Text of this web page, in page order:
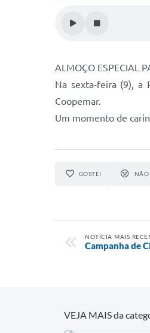
ALMOÇO ESPECIAL
Na sexta-feira (9), a
Coopemar.
Um momento de
GOSTEI NÃO
NOTÍCIA MAIS
Campanha de
VEJA MAIS da